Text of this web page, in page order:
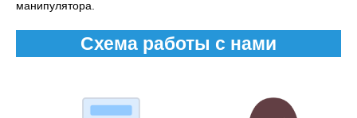
манипулятора.
Схема работы с нами